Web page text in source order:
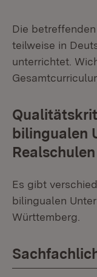
Die
teilweise in
unterrichtet.
bilingualen
Realschulen
Es gibt
bilingualen
Württemberg.